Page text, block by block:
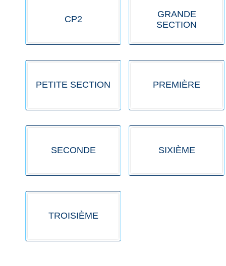
CP2
GRANDE
SECTION
PETITE SECTION PREMIÈRE
SECONDE SIXIÈME
TROISIÈME